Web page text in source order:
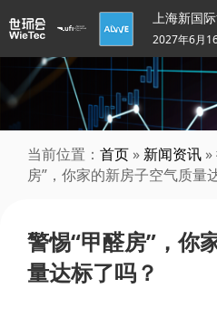
上海新国
2027年6月
当前位置： 首页 » 新闻资讯 »
房”，你家的新房子空气质量
警惕“甲醛房”，你
量达标了吗？